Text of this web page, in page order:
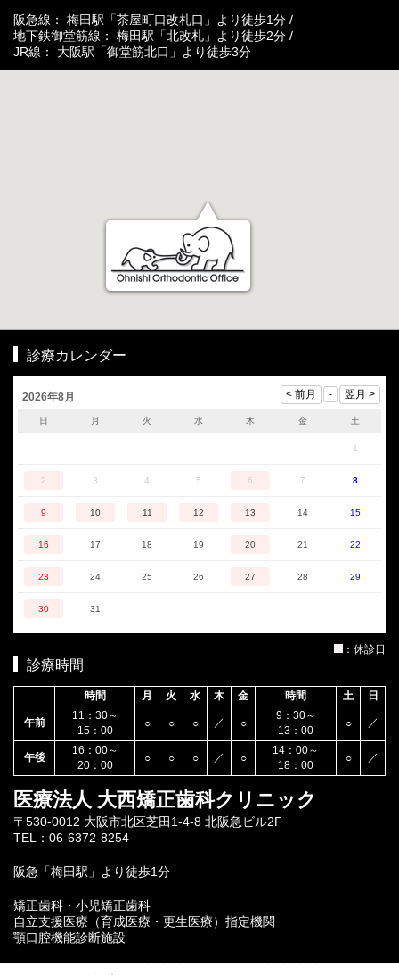
阪急線： 梅田駅「茶屋町口改札口」より徒歩1分 /
地下鉄御堂筋線： 梅田駅「北改札」より徒歩2分 /
JR線： 大阪駅「御堂筋北口」より徒歩3分
診療カレンダー
2026年8月
日 月 火 水 木 金 土
1
2 3 4 5 6 7 8
9 10 11 12 13 14 15
16 17 18 19 20 21 22
23 24 25 26 27 28 29
30 31
：休診日
診療時間
時間 月 火 水 木 金 時間 土 日
午前
11：30～
15：00
○ ○ ○ ／ ○
9：30～
13：00
○ ／
午後
16：00～
20：00
○ ○ ○ ／ ○
14：00～
18：00
○ ／
医療法人 大西矯正歯科クリニック
〒530-0012 大阪市北区芝田1-4-8 北阪急ビル2F
TEL：06-6372-8254
阪急「梅田駅」より徒歩1分
矯正歯科・小児矯正歯科
自立支援医療（育成医療・更生医療）指定機関
顎口腔機能診断施設